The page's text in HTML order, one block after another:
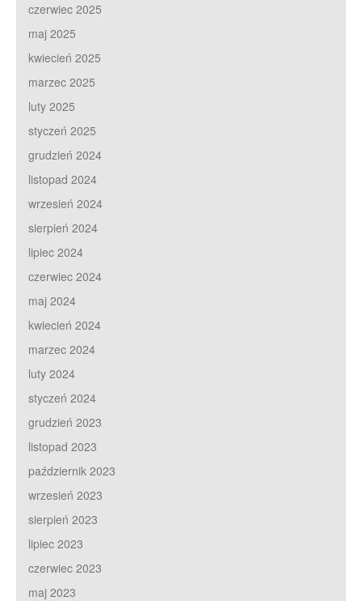
czerwiec 2025
maj 2025
kwiecień 2025
marzec 2025
luty 2025
styczeń 2025
grudzień 2024
listopad 2024
wrzesień 2024
sierpień 2024
lipiec 2024
czerwiec 2024
maj 2024
kwiecień 2024
marzec 2024
luty 2024
styczeń 2024
grudzień 2023
listopad 2023
październik 2023
wrzesień 2023
sierpień 2023
lipiec 2023
czerwiec 2023
maj 2023